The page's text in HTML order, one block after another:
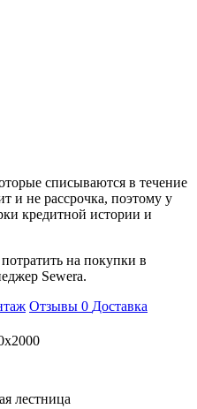
списываются в течение
и не рассрочка, поэтому у
кредитной истории и
на покупки в
Sewera.
Отзывы 0 Доставка
лестница